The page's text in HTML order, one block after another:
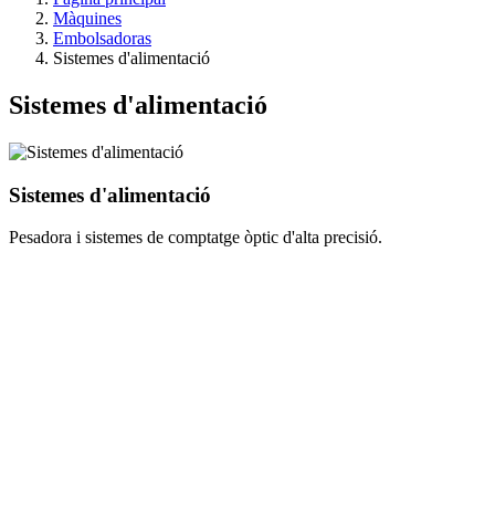
Màquines
Embolsadoras
Sistemes d'alimentació
Sistemes d'alimentació
Sistemes d'alimentació
Pesadora i sistemes de comptatge òptic d'alta precisió.